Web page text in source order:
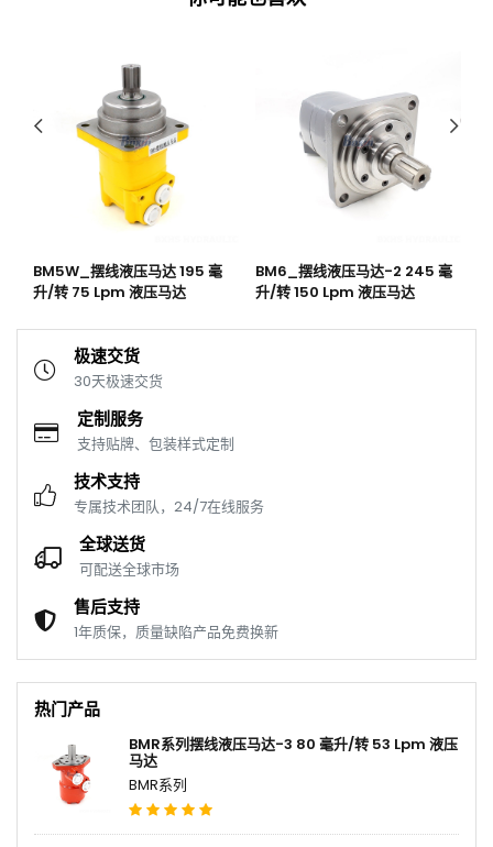
BM5W_摆线液压马达 195 毫
升/转 75 Lpm 液压马达
BM6_摆线液压马达-2 245 毫
升/转 150 Lpm 液压马达
极速交货
30天极速交货
定制服务
支持贴牌、包装样式定制
技术支持
专属技术团队，24/7在线服务
全球送货
可配送全球市场
售后支持
1年质保，质量缺陷产品免费换新
热门产品
BMR系列摆线液压马达-3 80 毫升/转 53 Lpm 液压
马达
BMR系列